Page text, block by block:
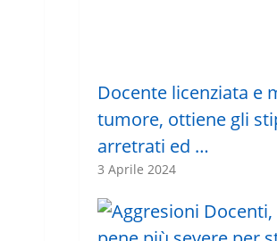
Docente licenziata e
tumore, ottiene gli
arretrati ed …
3 Aprile 2024